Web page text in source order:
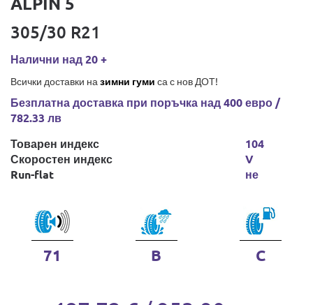
305/30 R21
Налични над 20 +
Всички доставки на зимни гуми са с нов ДОТ!
Безплатна доставка при поръчка над 400 евро /
782.33 лв
Товарен индекс
Скоростен индекс
Run-flat
104
V
не
71 B C